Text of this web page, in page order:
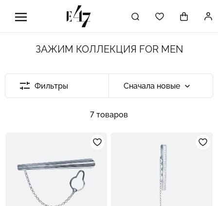
ЗАЖИМ КОЛЛЕКЦИЯ FOR MEN
Фильтры Сначала новые
7 товаров